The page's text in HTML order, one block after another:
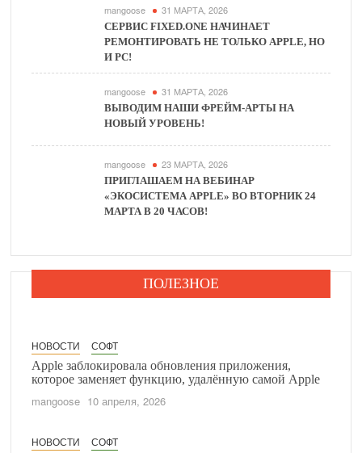
mangoose 31 МАРТА, 2026
СЕРВИС FIXED.ONE НАЧИНАЕТ
РЕМОНТИРОВАТЬ НЕ ТОЛЬКО APPLE, НО
И PC!
mangoose 31 МАРТА, 2026
ВЫВОДИМ НАШИ ФРЕЙМ-АРТЫ НА
НОВЫЙ УРОВЕНЬ!
mangoose 23 МАРТА, 2026
ПРИГЛАШАЕМ НА ВЕБИНАР
«ЭКОСИСТЕМА APPLE» ВО ВТОРНИК 24
МАРТА В 20 ЧАСОВ!
ПОЛЕЗНОЕ
НОВОСТИ
СОФТ
Apple заблокировала обновления приложения,
которое заменяет функцию, удалённую самой Apple
mangoose 10 апреля, 2026
НОВОСТИ
СОФТ